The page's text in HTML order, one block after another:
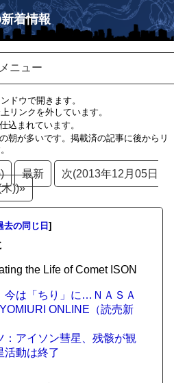
着情報
メニュー
ドウで開きます。
リンクを外しています。
込まれています。
朝が多いです。掲載済の記事に後からリ
最新
次(2013年12月05日
))»
去の同じ日 ]
the Life of Comet ISON
今は「ちり」に…ＮＡＳＡ
ONLINE（読売新
：アイソン彗星、残骸が観
活動は終了